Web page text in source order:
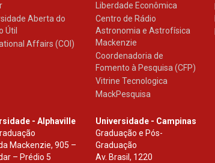
Aberta do
Útil
Affairs (COI)
Liberdade Econômica
Centro de Rádio
Astronomia e Astrofísica
Mackenzie
Coordenadoria de
Fomento à Pesquisa (CFP)
Vitrine Tecnologica
MackPesquisa
- Alphaville
Mackenzie, 905 –
– Prédio 5
Universidade - Campinas
Graduação e Pós-
Graduação
Av. Brasil, 1220